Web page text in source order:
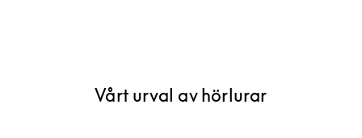
Vårt urval av hörlurar